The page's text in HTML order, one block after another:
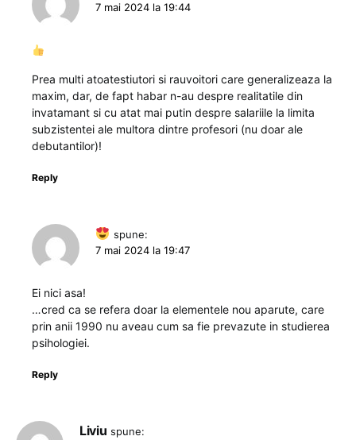
7 mai 2024 la 19:44
Prea multi atoatestiutori si rauvoitori care generalizeaza la
maxim, dar, de fapt habar n-au despre realitatile din
invatamant si cu atat mai putin despre salariile la limita
subzistentei ale multora dintre profesori (nu doar ale
debutantilor)!
Reply
spune:
7 mai 2024 la 19:47
Ei nici asa!
…cred ca se refera doar la elementele nou aparute, care
prin anii 1990 nu aveau cum sa fie prevazute in studierea
psihologiei.
Reply
Liviu spune: